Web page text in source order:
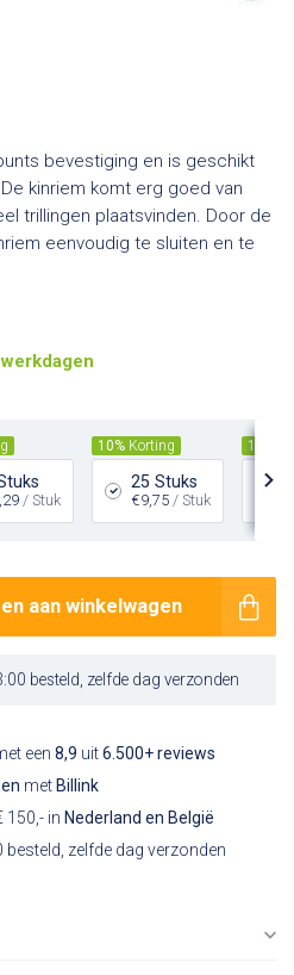
bevestiging en is geschikt
kinriem komt erg goed van
trillingen plaatsvinden. Door de
eenvoudig te sluiten en te
/ Stuk
10% Korting
25 Stuks
€9,75 / Stuk
15%
aan winkelwagen
besteld, zelfde dag verzonden
een 8,9 uit6.500+ reviews
met Billink
150,- in Nederland en België
zelfde dag verzonden